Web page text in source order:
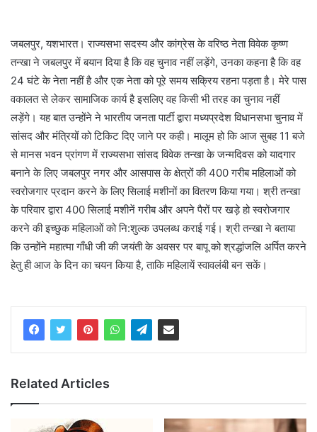
जबलपुर, यशभारत। राज्यसभा सदस्य और कांग्रेस के वरिष्ठ नेता विवेक कृष्ण
तन्खा ने जबलपुर में बयान दिया है कि वह चुनाव नहीं लड़ेंगे, उनका कहना है कि वह
24 घंटे के नेता नहीं है और एक नेता को पूरे समय सक्रिय रहना पड़ता है। मेरे पास
वकालत से लेकर सामाजिक कार्य है इसलिए वह किसी भी तरह का चुनाव नहीं
लड़ेंगे। यह बात उन्होंने ने भारतीय जनता पार्टी द्वारा मध्यप्रदेश विधानसभा चुनाव में
सांसद और मंत्रियों को टिकिट दिए जाने पर कही। मालूम हो कि आज सुबह 11 बजे
से मानस भवन प्रांगण में राज्यसभा सांसद विवेक तन्खा के जन्मदिवस को यादगार
बनाने के लिए जबलपुर नगर और आसपास के क्षेत्रों की 400 गरीब महिलाओं को
स्वरोजगार प्रदान करने के लिए सिलाई मशीनों का वितरण किया गया। श्री तन्खा
के परिवार द्वारा 400 सिलाई मशीनें गरीब और अपने पैरों पर खड़े हो स्वरोजगार
करने की इच्छुक महिलाओं को नि:शुल्क उपलब्ध कराई गई। श्री तन्खा ने बताया
कि उन्होंने महात्मा गाँधी जी की जयंती के अवसर पर बापू को श्रद्धांजलि अर्पित करने
हेतु ही आज के दिन का चयन किया है, ताकि महिलायें स्वावलंबी बन सकें।
Related Articles